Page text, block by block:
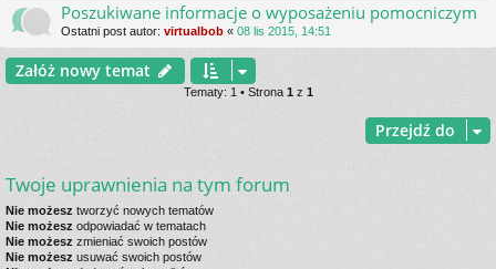
Poszukiwane informacje o wyposażeniu pomocniczym
Ostatni post autor: virtualbob « 08 lis 2015, 14:51
Załóż nowy temat
Tematy: 1 • Strona 1 z 1
Przejdź do
Twoje uprawnienia na tym forum
Nie możesz tworzyć nowych tematów
Nie możesz odpowiadać w tematach
Nie możesz zmieniać swoich postów
Nie możesz usuwać swoich postów